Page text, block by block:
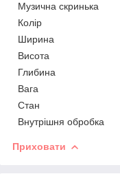
Музична скринька
Колір
Ширина
Висота
Глибина
Вага
Стан
Внутрішня обробка
Приховати